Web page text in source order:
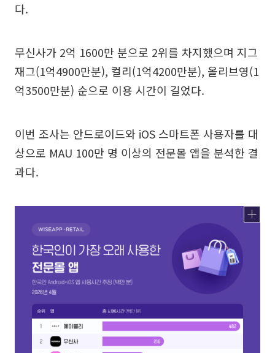
다.
무신사가 2억 1600만 분으로 2위를 차지했으며 지그
재그(1억4900만분), 컬리(1억4200만분), 올리브영(1
억3500만분) 순으로 이용 시간이 길었다.
이번 조사는 안드로이드와 iOS 스마트폰 사용자를 대
상으로 MAU 100만 명 이상의 전문몰 앱을 분석한 결
과다.